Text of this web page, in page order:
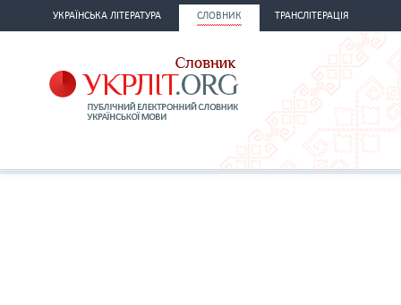
УКРАЇНСЬКА ЛІТЕРАТУРА СЛОВНИК ТРАНСЛІТЕРАЦІЯ